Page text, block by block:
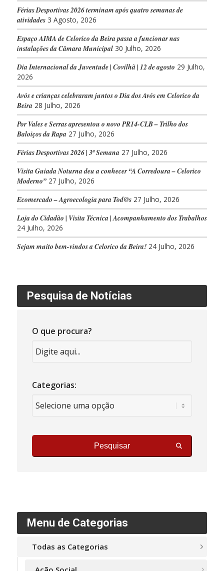
Férias Desportivas 2026 terminam após quatro semanas de
atividades 3 Agosto, 2026
Espaço AIMA de Celorico da Beira passa a funcionar nas
instalações da Câmara Municipal 30 Julho, 2026
Dia Internacional da Juventude | Covilhã | 12 de agosto 29 Julho,
2026
Avós e crianças celebraram juntos o Dia dos Avós em Celorico da
Beira 28 Julho, 2026
Por Vales e Serras apresentou o novo PR14-CLB – Trilho dos
Baloiços da Rapa 27 Julho, 2026
Férias Desportivas 2026 | 3ª Semana 27 Julho, 2026
Visita Guiada Noturna deu a conhecer “A Corredoura – Celorico
Moderno” 27 Julho, 2026
Ecomercado – Agroecologia para Tod@s 27 Julho, 2026
Loja do Cidadão | Visita Técnica | Acompanhamento dos Trabalhos
24 Julho, 2026
Sejam muito bem-vindos a Celorico da Beira! 24 Julho, 2026
Pesquisa de Notícias
O que procura?
Categorias:
Pesquisar
Menu de Categorias
Todas as Categorias